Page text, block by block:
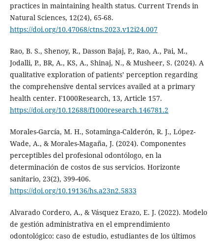
practices in maintaining health status. Current Trends in
Natural Sciences, 12(24), 65-68.
https://doi.org/10.47068/ctns.2023.v12i24.007
Rao, B. S., Shenoy, R., Dasson Bajaj, P., Rao, A., Pai, M.,
Jodalli, P., BR, A., KS, A., Shinaj, N., & Musheer, S. (2024). A
qualitative exploration of patients’ perception regarding
the comprehensive dental services availed at a primary
health center. F1000Research, 13, Article 157.
https://doi.org/10.12688/f1000research.146781.2
Morales-García, M. H., Sotaminga-Calderón, R. J., López-
Wade, A., & Morales-Magaña, J. (2024). Componentes
perceptibles del profesional odontólogo, en la
determinación de costos de sus servicios. Horizonte
sanitario, 23(2), 399-406.
https://doi.org/10.19136/hs.a23n2.5833
Alvarado Cordero, A., & Vásquez Erazo, E. J. (2022). Modelo
de gestión administrativa en el emprendimiento
odontológico: caso de estudio, estudiantes de los últimos